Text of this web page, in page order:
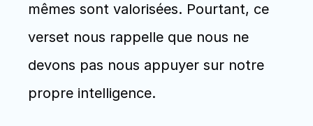
mêmes sont valorisées. Pourtant, ce
verset nous rappelle que nous ne
devons pas nous appuyer sur notre
propre intelligence.